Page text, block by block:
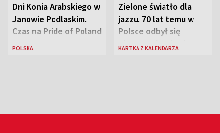
Dni Konia Arabskiego w
Janowie Podlaskim.
Czas na Pride of Poland
POLSKA
Zielone światło dla
jazzu. 70 lat temu w
Polsce odbył się
pierwszy festiwal
KARTKA Z KALENDARZA